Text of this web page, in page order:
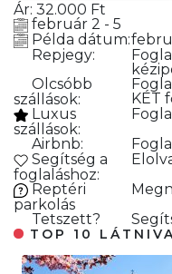
Ár: 32.000 Ft
február 2 - 5
Példa dátum:
Repjegy:
Olcsóbb
szállások:
KÉT
Luxus
szállások:
Airbnb:
Segítség a
foglaláshoz:
Reptéri
parkolás
Tetszett?
TOP 10